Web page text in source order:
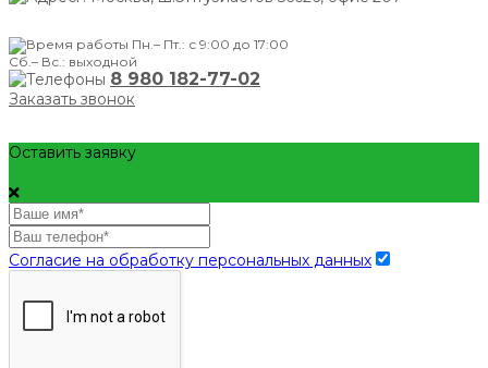
Пн.– Пт.: с 9:00 до 17:00
Сб.– Вс.: выходной
8 980 182-77-02
Заказать звонок
Оставить заявку
Согласие на обработку персональных данных